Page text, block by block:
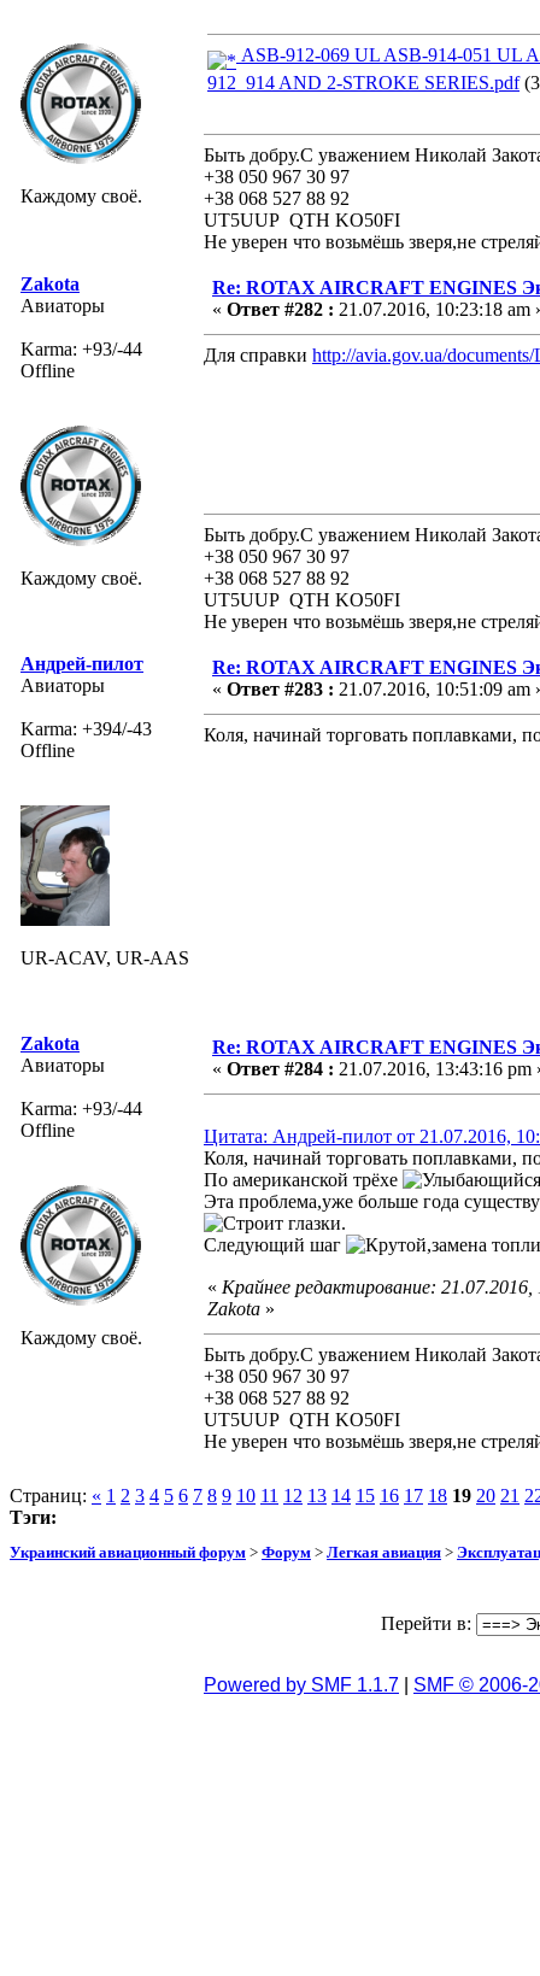
Каждому своё.
ASB-912-069 UL ASB-914-051 UL
912_914 AND 2-STROKE SERIES.pdf
Быть добру.С уважением Николай
+38 050 967 30 97
+38 068 527 88 92
UT5UUP QTH KO50FI
Не уверен что возьмёшь зверя,не
Zakota
Авиаторы
Karma: +93/-44
Offline
Каждому своё.
Re: ROTAX AIRCRAFT ENGINES
« Ответ #282 : 21.07.2016, 10:23:18 am
Для справки http://avia.gov.ua/
Быть добру.С уважением Николай
+38 050 967 30 97
+38 068 527 88 92
UT5UUP QTH KO50FI
Не уверен что возьмёшь зверя,не
Андрей-пилот
Авиаторы
Karma: +394/-43
Offline
UR-ACAV, UR-AAS
Re: ROTAX AIRCRAFT ENGINES
« Ответ #283 : 21.07.2016, 10:51:09 am
Коля, начинай торговать поплавками,
Zakota
Авиаторы
Karma: +93/-44
Offline
Каждому своё.
Re: ROTAX AIRCRAFT ENGINES
« Ответ #284 : 21.07.2016, 13:43:16 pm
Цитата: Андрей-пилот от 21.07.2016,
Коля, начинай торговать поплавками,
По американской трёхе
Эта проблема,уже больше года
.
Следующий шаг
,замена
« Крайнее редактирование:
Zakota »
Быть добру.С уважением Николай
+38 050 967 30 97
+38 068 527 88 92
UT5UUP QTH KO50FI
Не уверен что возьмёшь зверя,не
Страниц: « 1 2 3 4 5 6 7 8 9 10 11 12 13 14 15 16 17 18 19 20 21
Тэги:
Украинский авиационный форум > Форум > Легкая авиация >
Перейти в:
Powered by SMF 1.1.7 SMF © 2006-